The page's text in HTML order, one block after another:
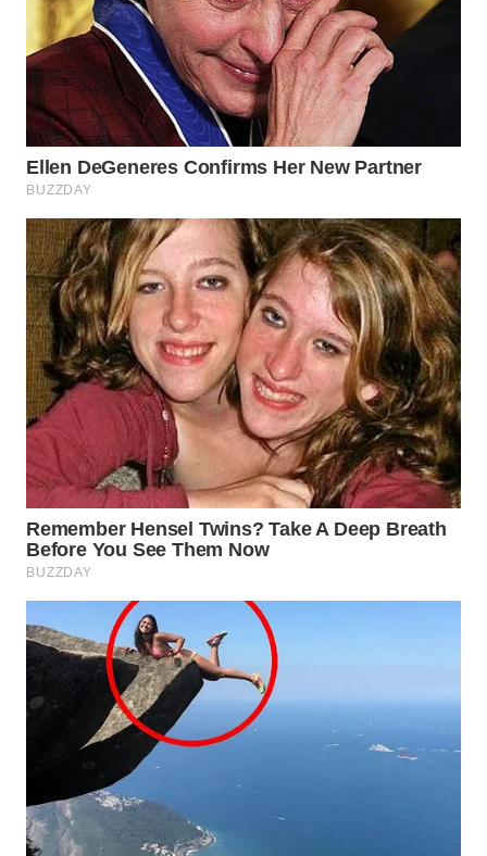
WN
KEPULAUAN
SERIBU
WN
TANGERANG
WN
BINJAI
WN
CIREBON
WN
INDRAMAYU
WN
KUNINGAN
WN
MAJALENGKA
WN
SUBANG
SUKABUMI
WN
PURWAKARTA